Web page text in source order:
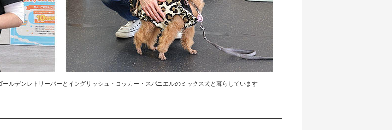
ルデンレトリーバーとイングリッシュ・コッカー・スパニエルのミックス犬と暮らしています